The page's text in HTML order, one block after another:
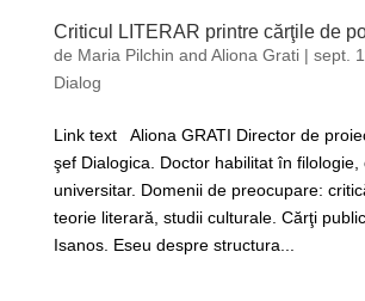
Criticul LITERAR printre cărţile de
de Maria Pilchin and Aliona Grati| sept.
Dialog
Link text Aliona GRATI Director de
şef Dialogica. Doctor habilitat în filologie,
universitar. Domenii de preocupare:
teorie literară, studii culturale. Cărţi
Isanos. Eseu despre structura...